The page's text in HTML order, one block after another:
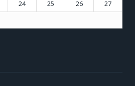
24 25 26
27